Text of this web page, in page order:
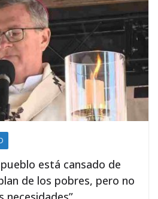
pueblo está cansado de
de los pobres, pero no